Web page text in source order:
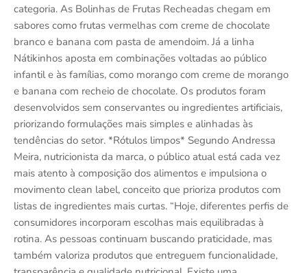
categoria. As Bolinhas de Frutas Recheadas chegam em
sabores como frutas vermelhas com creme de chocolate
branco e banana com pasta de amendoim. Já a linha
Nátikinhos aposta em combinações voltadas ao público
infantil e às famílias, como morango com creme de morango
e banana com recheio de chocolate. Os produtos foram
desenvolvidos sem conservantes ou ingredientes artificiais,
priorizando formulações mais simples e alinhadas às
tendências do setor. *Rótulos limpos* Segundo Andressa
Meira, nutricionista da marca, o público atual está cada vez
mais atento à composição dos alimentos e impulsiona o
movimento clean label, conceito que prioriza produtos com
listas de ingredientes mais curtas. “Hoje, diferentes perfis de
consumidores incorporam escolhas mais equilibradas à
rotina. As pessoas continuam buscando praticidade, mas
também valoriza produtos que entreguem funcionalidade,